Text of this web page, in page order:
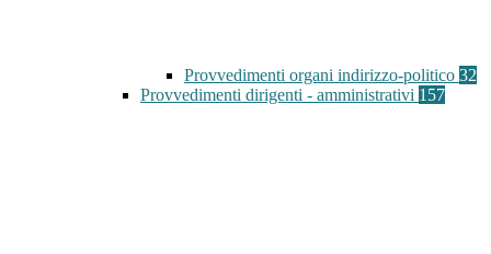
Provvedimenti organi indirizzo-politico 32
Provvedimenti dirigenti - amministrativi 157